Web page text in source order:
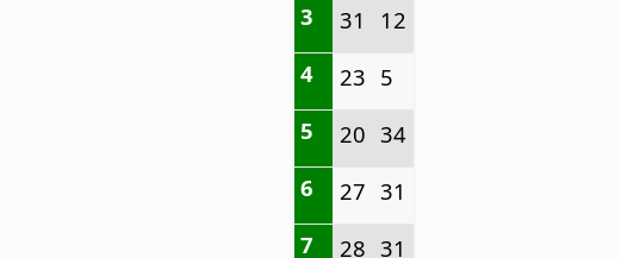
3
31
12
4
23 5
5
20 34
6
27 31
7
28 31